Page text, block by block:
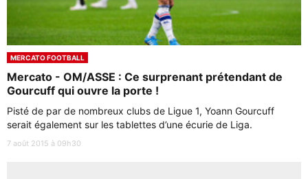
MERCATO FOOTBALL
Mercato - OM/ASSE : Ce surprenant prétendant de
Gourcuff qui ouvre la porte !
Pisté de par de nombreux clubs de Ligue 1, Yoann Gourcuff
serait également sur les tablettes d’une écurie de Liga.
7 août 2015 à 09h30